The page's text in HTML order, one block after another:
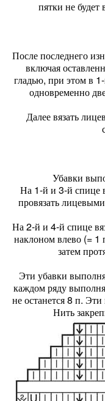
пятки не
После последнего
включая
гладью, при этом в
одновременно
Далее вязать
Убавки
На 1-й и 3-й спице
провязать
На 2-й и 4-й спице
наклоном влево (= 1
затем
Эти убавки
каждом ряду
не останется 8 п.
Нить